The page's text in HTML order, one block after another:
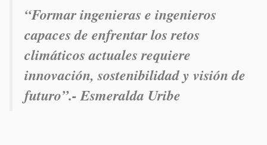
“Formar ingenieras e ingenieros
capaces de enfrentar los retos
climáticos actuales requiere
innovación, sostenibilidad y visión de
futuro”.-Esmeralda Uribe